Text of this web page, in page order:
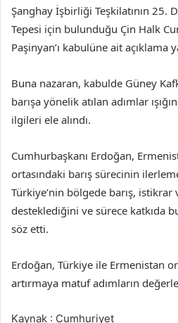
Şanghay İşbirliği Teşkilatının 25.
Tepesi için bulunduğu Çin Halk
Paşinyan’ı kabulüne ait açıklama
Buna nazaran, kabulde Güney
barışa yönelik atılan adımlar
ilgileri ele alındı.
Cumhurbaşkanı Erdoğan,
ortasındaki barış sürecinin
Türkiye’nin bölgede barış, istikrar
desteklediğini ve sürece katkıda
söz etti.
Erdoğan, Türkiye ile Ermenistan
artırmaya matuf adımların
Kaynak : Cumhuriyet